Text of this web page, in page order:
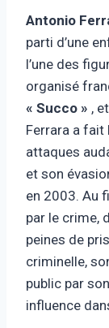
Antonio
parti d’une
l’une des
organisé
« Succo » ,
Ferrara a fait
attaques
et son
en 2003. Au
par le crime,
peines de
criminelle,
public par
influence